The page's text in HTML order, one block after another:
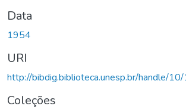
Data
1954
URI
http://bibdig.biblioteca.unesp.br/handle/
Coleções